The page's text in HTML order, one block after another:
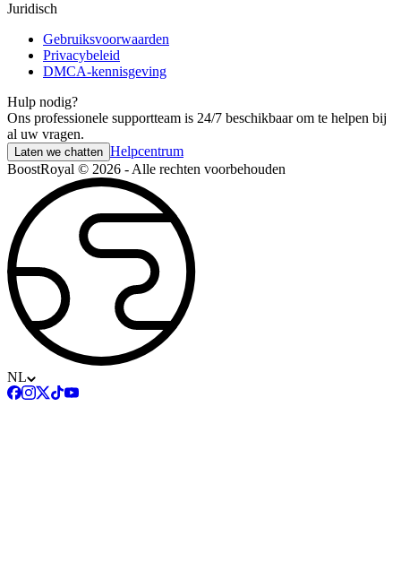
Juridisch
Gebruiksvoorwaarden
Privacybeleid
DMCA-kennisgeving
Hulp nodig?
Ons professionele supportteam is 24/7 beschikbaar om te helpen bij
al uw vragen.
Laten we chatten Helpcentrum
BoostRoyal © 2026 - Alle rechten voorbehouden
NL